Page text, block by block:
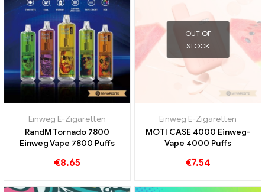
Einweg E-Zigaretten
RandM Tornado 7800
Einweg Vape 7800 Puffs
€8.65
OUT OF
STOCK
Einweg E-Zigaretten
MOTI CASE 4000 Einweg-
Vape 4000 Puffs
€7.54